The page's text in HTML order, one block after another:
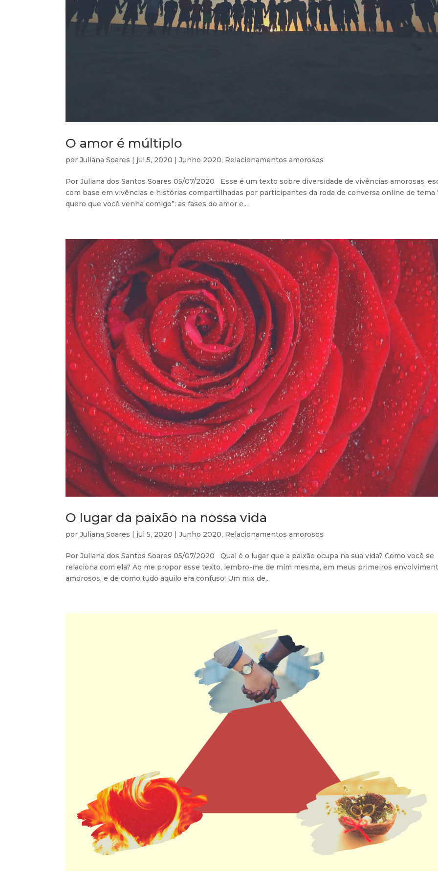
O amor é múltiplo
porJuliana Soares | jul 5, 2020 |Junho 2020, Relacionamentos amorosos
Por Juliana dos Santos Soares 05/07/2020 Esse é um texto sobre diversidade de vivências amorosas,
com base em vivências e histórias compartilhadas por participantes da roda de conversa online de tema
quero que você venha comigo”: as fases do amor e...
O lugar da paixão na nossa vida
porJuliana Soares jul 5, 2020 |Junho 2020, Relacionamentos amorosos
Por Juliana dos Santos Soares 05/07/2020 Qual é o lugar que a paixão ocupa na sua vida? Como você se
relaciona com ela? Ao me propor esse texto, lembro-me de mim mesma, em meus primeiros
amorosos, e de como tudo aquilo era confuso! Um mix de...